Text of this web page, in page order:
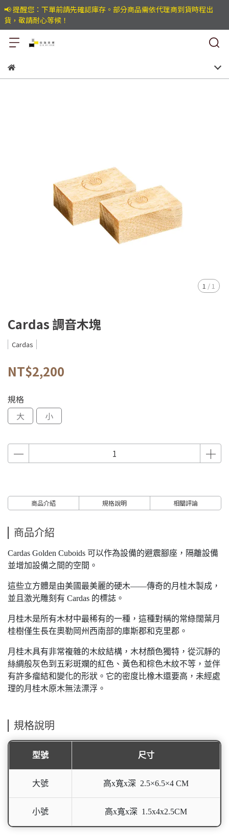
📢 提醒您：下單前請先確認庫存。部分商品需依代理商到貨時程出
貨，敬請耐心等候！
1 / 1
Cardas 調音木塊
Cardas
NT$2,200
規格
大
小
商品介紹 規格說明 相關評論
商品介紹
Cardas Golden Cuboids 可以作為設備的避震腳座，隔離設備
並增加設備之間的空間。
這些立方體是由美國最美麗的硬木——傳奇的月桂木製成，
並且激光雕刻有 Cardas 的標誌。
月桂木是所有木材中最稀有的一種，這種對稱的常綠闊葉月
桂樹僅生長在奧勒岡州西南部的庫斯郡和克里郡。
月桂木具有非常複雜的木紋結構，木材顏色獨特，從沉靜的
絲綢般灰色到五彩斑斕的紅色、黃色和棕色木紋不等，並伴
有許多瘤結和變化的形狀。它的密度比橡木還要高，未經處
理的月桂木原木無法漂浮。
規格說明
型號 尺寸
大號 高x寬x深 2.5×6.5×4 CM
小號 高x寬x深 1.5x4x2.5CM